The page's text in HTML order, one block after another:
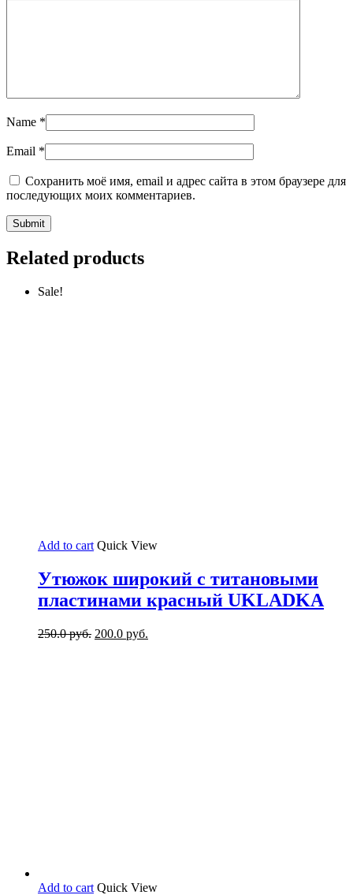
Name *
Email *
Сохранить моё имя, email и адрес сайта в этом браузере для
последующих моих комментариев.
Related products
Sale!
Add to cart Quick View
Утюжок широкий с титановыми
пластинами красный UKLADKA
250.0руб. 200.0 руб.
Add to cart Quick View